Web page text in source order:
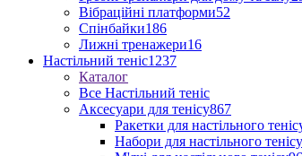
Вібраційні платформи52
Спінбайки186
Лижні тренажери16
Настільний теніс1237
Каталог
Все Настільний теніс
Аксесуари для тенісу867
Ракетки для настільного
Набори для настільного тенісу